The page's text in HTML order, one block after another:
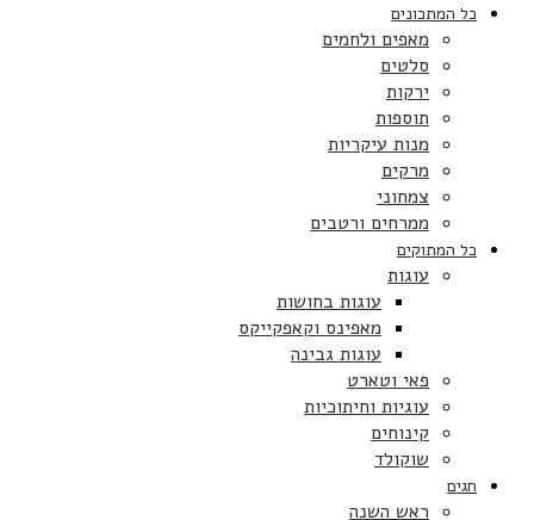
כל המתכונים
מאפים ולחמים
סלטים
ירקות
תוספות
מנות עיקריות
מרקים
צמחוני
ממרחים ורטבים
כל המתוקים
עוגות
עוגות בחושות
מאפינס וקאפקייקס
עוגות גבינה
פאי וטארט
עוגיות וחיתוכיות
קינוחים
שוקולד
חגים
ראש השנה